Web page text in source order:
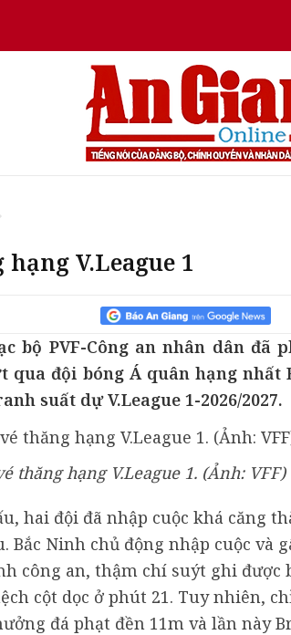
V.League 1
bộ PVF-Công an nhân dân đã
đội bóng Á quân hạng nhất
suất dự V.League 1-2026/2027.
thăng hạng V.League 1. (Ảnh: VFF)
hai đội đã nhập cuộc khá căng
Ninh chủ động nhập cuộc và
công an, thậm chí suýt ghi được
cột dọc ở phút 21. Tuy nhiên,
đá phạt đền 11m và lần này